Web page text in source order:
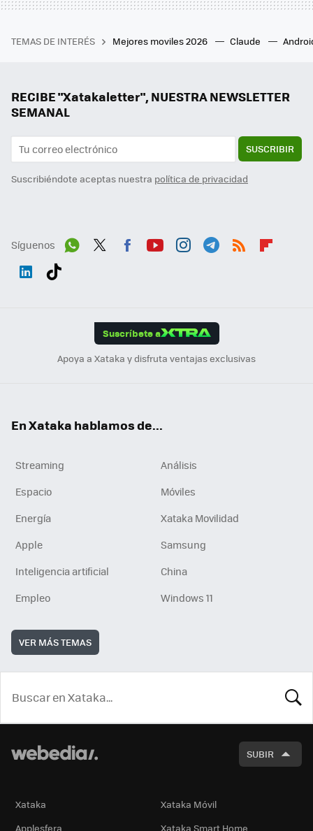
TEMAS DE INTERÉS Mejores moviles 2026 Claude
RECIBE "Xatakaletter", NUESTRA NEWSLETTER
SEMANAL
SUSCRIBIR
Suscribiéndote aceptas nuestra política de privacidad
Síguenos
Suscríbete a
Apoya a Xataka y disfruta ventajas exclusivas
En Xataka hablamos de...
Streaming
Análisis
Espacio
Móviles
Energía
Xataka Movilidad
Apple
Samsung
Inteligencia artificial
China
Empleo
Windows 11
VER MÁS TEMAS
SUBIR
Xataka
Xataka Móvil
Applesfera
Xataka Smart Home